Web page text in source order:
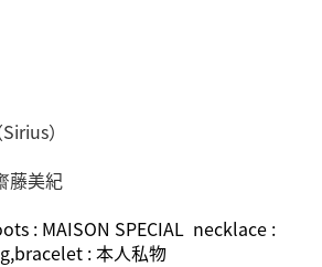
）
藤美紀
: MAISON SPECIAL necklace :
: 本人私物